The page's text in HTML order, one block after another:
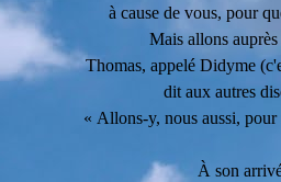
à cause de vous, pour
Mais allons
Thomas, appelé Didyme
dit aux autres
« Allons-y, nous aussi,
À son